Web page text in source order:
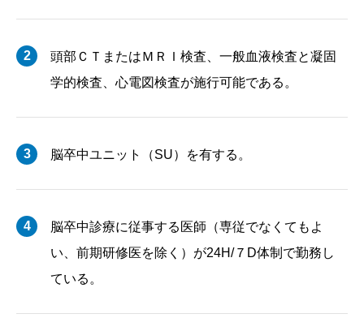
2
頭部ＣＴまたはＭＲＩ検査、一般血液検査と凝固
学的検査、心電図検査が施行可能である。
3 脳卒中ユニット（SU）を有する。
4
脳卒中診療に従事する医師（専従でなくてもよ
い、前期研修医を除く）が24H/７D体制で勤務し
ている。